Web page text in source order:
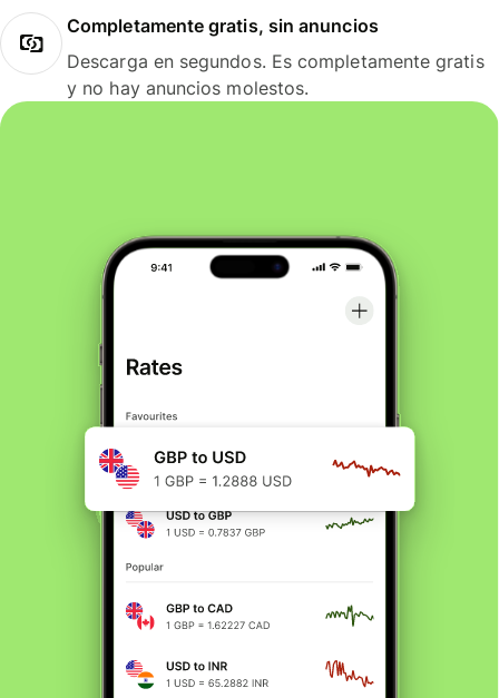
Completamente gratis, sin anuncios
Descarga en segundos. Es completamente gratis
y no hay anuncios molestos.